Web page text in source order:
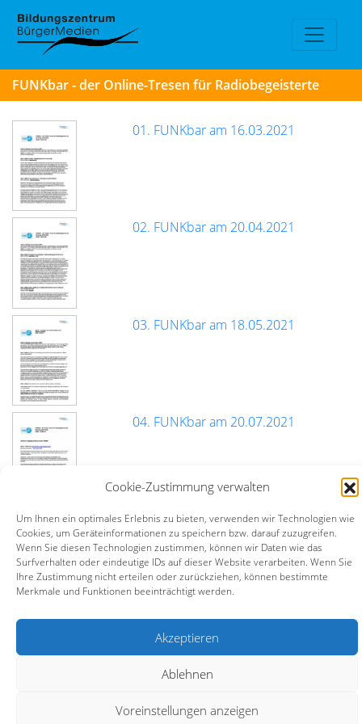
Cookie-Zustimmung verwalten
Um Ihnen ein optimales Erlebnis zu bieten, verwenden wir Technologien wie
Cookies, um Geräteinformationen zu speichern bzw. darauf zuzugreifen.
Wenn Sie diesen Technologien zustimmen, können wir Daten wie das
Surfverhalten oder eindeutige IDs auf dieser Website verarbeiten. Wenn Sie
Ihre Zustimmung nicht erteilen oder zurückziehen, können bestimmte
Merkmale und Funktionen beeinträchtigt werden.
Akzeptieren
Ablehnen
Voreinstellungen anzeigen
FUNKbar - der Online-Tresen für Radiobegeisterte
01. FUNKbar am 16.03.2021
02. FUNKbar am 20.04.2021
03. FUNKbar am 18.05.2021
04. FUNKbar am 20.07.2021
Infos
DOKtreff – digitales OK-TV-Treffen
Turmstraße 10 | 67059 Ludwigshafen |
Datenschutz